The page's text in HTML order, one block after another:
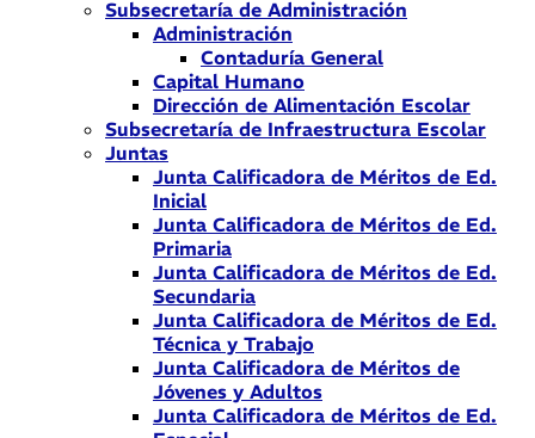
Subsecretaría de Administración
Administración
Contaduría General
Capital Humano
Dirección de Alimentación Escolar
Subsecretaría de Infraestructura Escolar
Juntas
Junta Calificadora de Méritos de Ed.
Inicial
Junta Calificadora de Méritos de Ed.
Primaria
Junta Calificadora de Méritos de Ed.
Secundaria
Junta Calificadora de Méritos de Ed.
Técnica y Trabajo
Junta Calificadora de Méritos de
Jóvenes y Adultos
Junta Calificadora de Méritos de Ed.